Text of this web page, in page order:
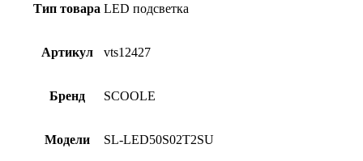
Тип товара LED подсветка
Артикул vts12427
Бренд SCOOLE
Модели SL-LED50S02T2SU